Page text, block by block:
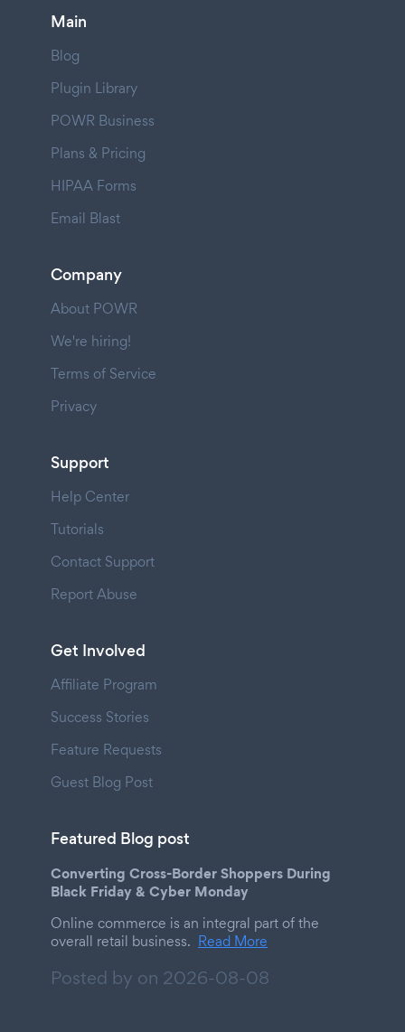
Main
Blog
Plugin Library
POWR Business
Plans & Pricing
HIPAA Forms
Email Blast
Company
About POWR
We're hiring!
Terms of Service
Privacy
Support
Help Center
Tutorials
Contact Support
Report Abuse
Get Involved
Affiliate Program
Success Stories
Feature Requests
Guest Blog Post
Featured Blog post
Converting Cross-Border Shoppers During
Black Friday & Cyber Monday
Online commerce is an integral part of the
overall retail business. Read More
Posted by on 2026-08-08